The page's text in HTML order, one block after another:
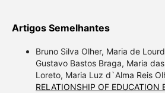
Artigos Semelhantes
Bruno Silva Olher, Maria de
Gustavo Bastos Braga, Maria
Loreto, Maria Luz d`Alma Reis
RELATIONSHIP OF EDUCATION